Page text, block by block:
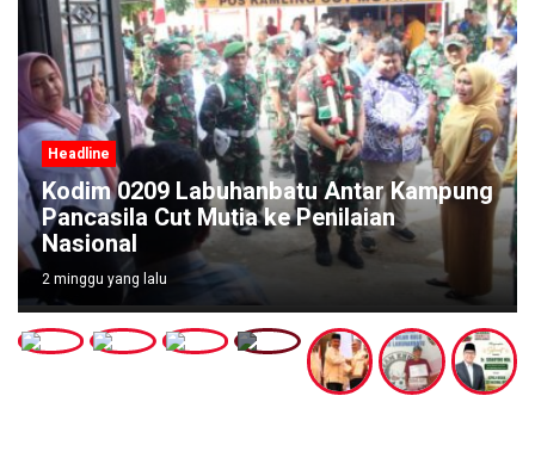
Headline
Kodim 0209 Labuhanbatu Antar Kampung
Pancasila Cut Mutia ke Penilaian
Nasional
2 minggu yang lalu